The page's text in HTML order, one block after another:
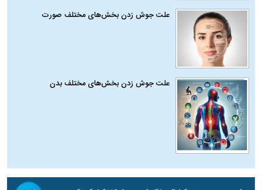
علت جوش زدن بخش‌های مختلف صورت
علت جوش زدن بخش‌های مختلف بدن